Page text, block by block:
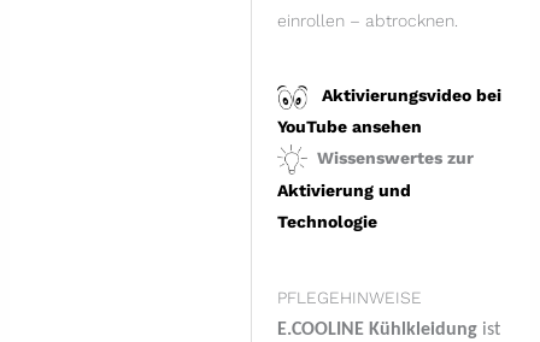
einrollen – abtrocknen.
Aktivierungsvideo bei
YouTube ansehen
Wissenswertes zur
Aktivierung und
Technologie
PFLEGEHINWEISE
E.COOLINE Kühlkleidungist